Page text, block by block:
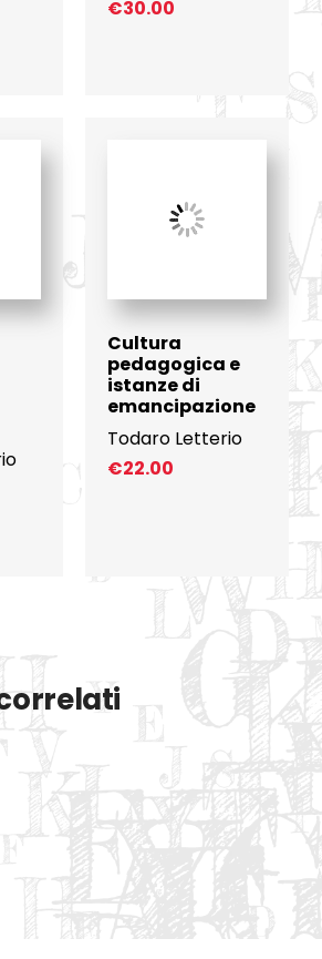
€30.00
Cultura
pedagogica e
istanze di
emancipazione
Todaro Letterio
€22.00